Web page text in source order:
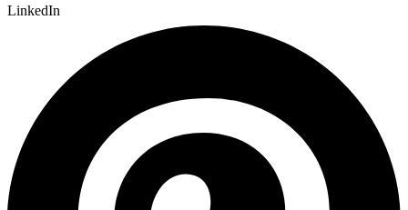
LinkedIn